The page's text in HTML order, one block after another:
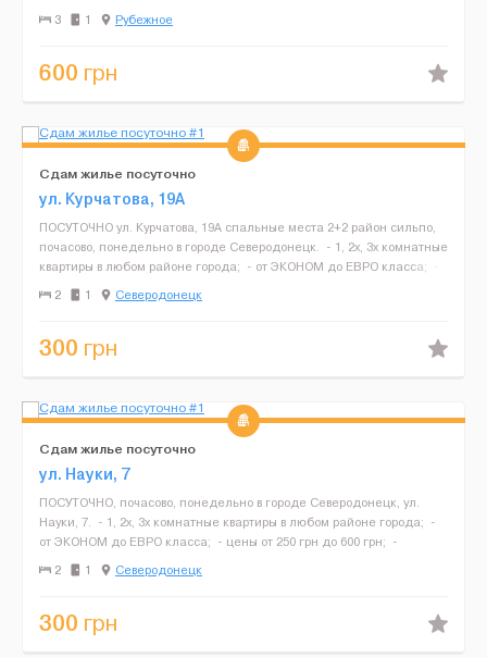
обеспечен. Что же предлагает нам гостиниц...
3 1 Рубежное
600 грн
Сдам жилье посуточно
ул. Курчатова, 19А
ПОСУТОЧНО ул. Курчатова, 19А спальные места 2+2 район сильпо,
почасово, понедельно в городе Северодонецк. - 1, 2х, 3х комнатные
квартиры в любом районе города; - от ЭКОНОМ до ЕВРО класса; -
цены от 250 грн д...
2 1 Северодонецк
300 грн
Сдам жилье посуточно
ул. Науки, 7
ПОСУТОЧНО, почасово, понедельно в городе Северодонецк, ул.
Науки, 7. - 1, 2х, 3х комнатные квартиры в любом районе города; -
от ЭКОНОМ до ЕВРО класса; - цены от 250 грн до 600 грн; -
возможно размещение от ...
2 1 Северодонецк
300 грн